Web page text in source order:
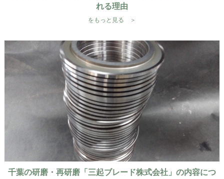
れる理由
をもっと見る ＞
千葉の研磨・再研磨「三起ブレード株式会社」の内容につ